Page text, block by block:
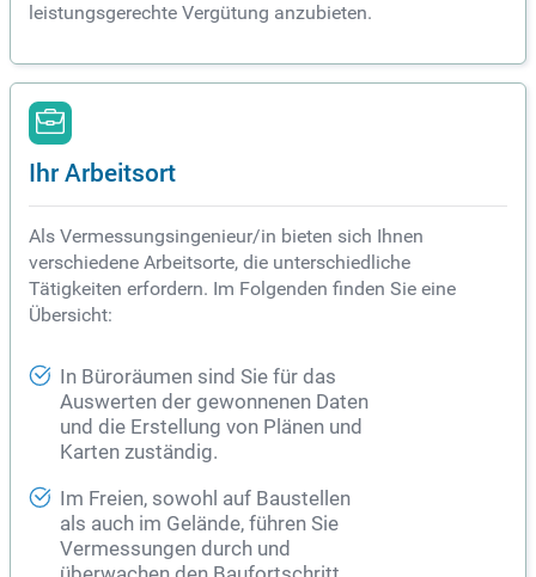
leistungsgerechte Vergütung anzubieten.
Ihr Arbeitsort
Als Vermessungsingenieur/in bieten sich Ihnen
verschiedene Arbeitsorte, die unterschiedliche
Tätigkeiten erfordern. Im Folgenden finden Sie eine
Übersicht:
In Büroräumen sind Sie für das
Auswerten der gewonnenen Daten
und die Erstellung von Plänen und
Karten zuständig.
Im Freien, sowohl auf Baustellen
als auch im Gelände, führen Sie
Vermessungen durch und